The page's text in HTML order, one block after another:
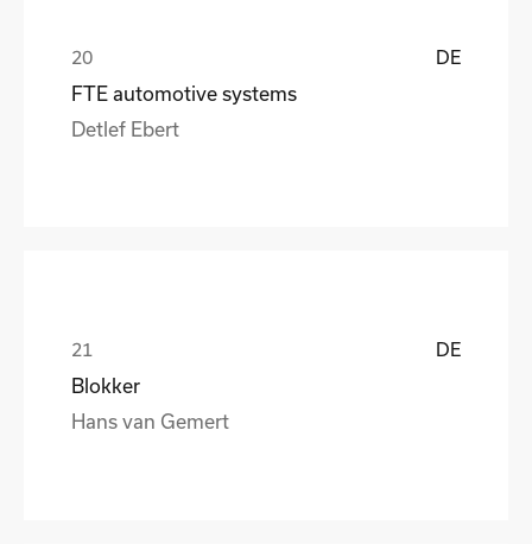
DE
FTE automotive systems
Detlef Ebert
DE
Blokker
Hans van Gemert